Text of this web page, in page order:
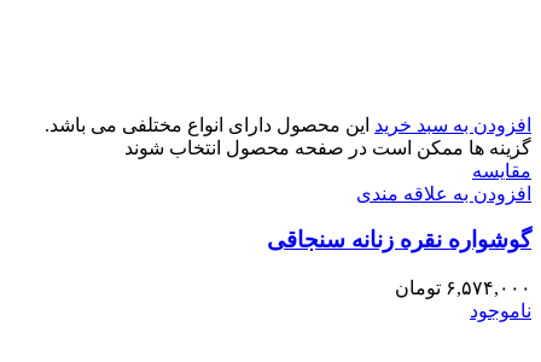
افزودن به سبد خرید این محصول دارای انواع مختلفی می باشد.
گزینه ها ممکن است در صفحه محصول انتخاب شوند
مقایسه
افزودن به علاقه مندی
گوشواره نقره زنانه سنجاقی
۶,۵۷۴,۰۰۰ تومان
ناموجود